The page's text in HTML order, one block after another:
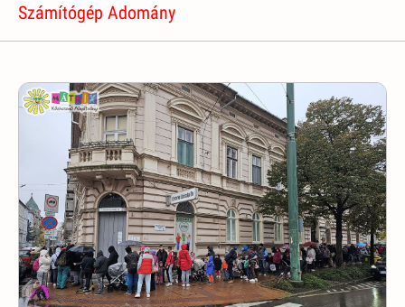
Számítógép Adomány